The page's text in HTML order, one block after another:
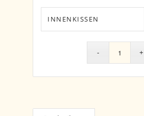
INNENKISSEN